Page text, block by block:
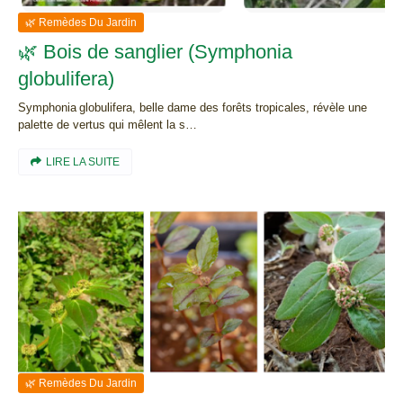
🌿 Remèdes Du Jardin
🌿 Bois de sanglier (Symphonia
globulifera)
Symphonia globulifera, belle dame des forêts tropicales, révèle une
palette de vertus qui mêlent la s…
LIRE LA SUITE
🌿 Remèdes Du Jardin